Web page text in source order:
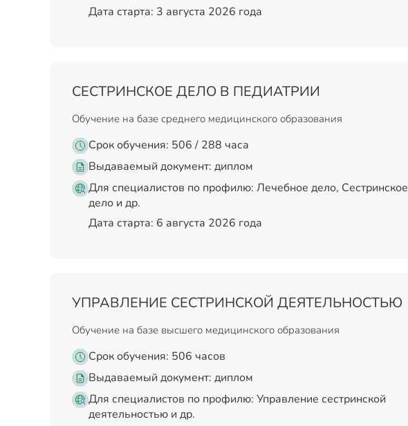
Дата старта: 3 августа 2026 года
СЕСТРИНСКОЕ ДЕЛО В ПЕДИАТРИИ
Обучение на базе среднего медицинского образования
Срок обучения: 506 / 288 часа
Выдаваемый документ: диплом
Для специалистов по профилю: Лечебное дело, Сестринское
дело и др.
Дата старта: 6 августа 2026 года
УПРАВЛЕНИЕ СЕСТРИНСКОЙ ДЕЯТЕЛЬНОСТЬЮ
Обучение на базе высшего медицинского образования
Срок обучения: 506 часов
Выдаваемый документ: диплом
Для специалистов по профилю: Управление сестринской
деятельностью и др.